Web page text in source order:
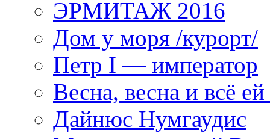
ЭРМИТАЖ 2016
Дом у моря /курорт/
Петр I — император
Весна, весна и всё
Дайнюс Нумгаудис